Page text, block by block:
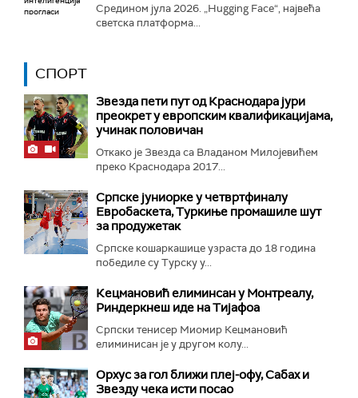
Средином јула 2026. „Hugging Face“, највећа
светска платформа...
СПОРТ
Звезда пети пут од Краснодара јури
преокрет у европским квалификацијама,
учинак половичан
Откако је Звезда са Владаном Милојевићем
преко Краснодара 2017...
Српске јуниорке у четвртфиналу
Евробаскета, Туркиње промашиле шут
за продужетак
Српске кошаркашице узраста до 18 година
победиле су Турску у...
Кецмановић елиминсан у Монтреалу,
Риндеркнеш иде на Тијафоа
Српски тенисер Миомир Кецмановић
елиминисан је у другом колу...
Орхус за гол ближи плеј-офу, Сабах и
Звезду чека исти посао